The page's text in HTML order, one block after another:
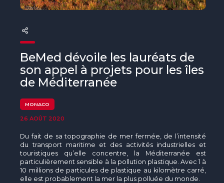
Initiative Homme - Faune sauvage
BeMed dévoile les lauréats de
son appel à projets pour les îles
de Méditerranée
MONACO
26 AOÛT 2020
Du fait de sa topographie de mer fermée, de l’intensité
du transport maritime et des activités industrielles et
touristiques qu’elle concentre, la Méditerranée est
particulièrement sensible à la pollution plastique. Avec 1 à
10 millions de particules de plastique au kilomètre carré,
elle est probablement la mer la plus polluée du monde.